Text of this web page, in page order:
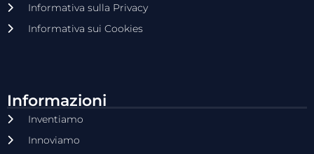
Informativa sulla Privacy
Informativa sui Cookies
Informazioni
Inventiamo
Innoviamo